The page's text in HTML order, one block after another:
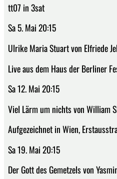
tt07 in 3sat
Sa 5. Mai 20:15
Ulrike Maria Stuart von Elfriede
Live aus dem Haus der Berliner
Sa 12. Mai 20:15
Viel Lärm um nichts von William
Aufgezeichnet in Wien,
Sa 19. Mai 20:15
Der Gott des Gemetzels von